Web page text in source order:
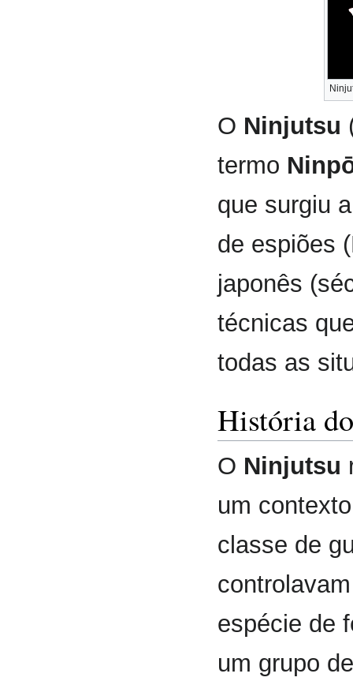
O Ninjutsu
termo
que surgiu
de espiões
japonês
técnicas
todas as
História
O Ninjutsu
um
classe de
espécie de
um grupo